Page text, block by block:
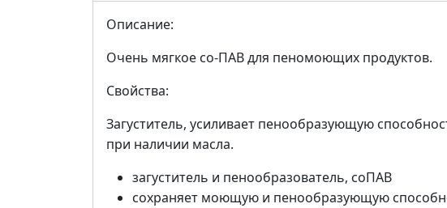
Описание:
Очень мягкое со-ПАВ для пеномоющих продуктов.
Свойства:
Загуститель, усиливает пенообразующую
при наличии масла.
загуститель и пенообразователь, соПАВ
сохраняет моющую и пенообразующую